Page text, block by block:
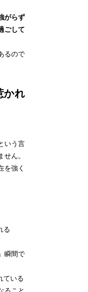
がらず
ごして
るので
かれ
いう言
ん。
を強く
る
瞬間で
ている